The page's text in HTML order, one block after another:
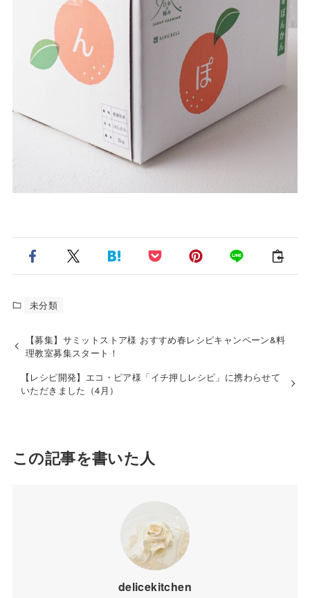
未分類
【募集】サミットストア様 おすすめ春レシピキャンペーン&料
理教室募集スタート！
【レシピ開発】エコ・ピア様「イチ押しレシピ」に携わらせて
いただきました（4月）
この記事を書いた人
delicekitchen